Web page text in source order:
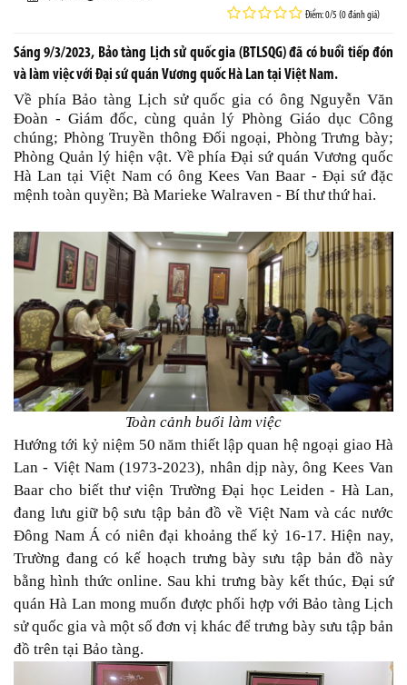
Điểm: 0/5 (0 đánh giá)
Sáng 9/3/2023, Bảo tàng Lịch sử quốc gia (BTLSQG) đã có buổi tiếp đón
và làm việc với Đại sứ quán Vương quốc Hà Lan tại Việt Nam.
Về phía Bảo tàng Lịch sử quốc gia có ông Nguyễn Văn
Đoàn - Giám đốc, cùng quản lý Phòng Giáo dục Công
chúng; Phòng Truyền thông Đối ngoại, Phòng Trưng bày;
Phòng Quản lý hiện vật. Về phía Đại sứ quán Vương quốc
Hà Lan tại Việt Nam có ông Kees Van Baar - Đại sứ đặc
mệnh toàn quyền; Bà Marieke Walraven - Bí thư thứ hai.
Toàn cảnh buổi làm việc
Hướng tới kỷ niệm 50 năm thiết lập quan hệ ngoại giao Hà
Lan - Việt Nam (1973-2023), nhân dịp này, ông Kees Van
Baar cho biết thư viện Trường Đại học Leiden - Hà Lan,
đang lưu giữ bộ sưu tập bản đồ về Việt Nam và các nước
Đông Nam Á có niên đại khoảng thế kỷ 16-17. Hiện nay,
Trường đang có kế hoạch trưng bày sưu tập bản đồ này
bằng hình thức online. Sau khi trưng bày kết thúc, Đại sứ
quán Hà Lan mong muốn được phối hợp với Bảo tàng Lịch
sử quốc gia và một số đơn vị khác để trưng bày sưu tập bản
đồ trên tại Bảo tàng.